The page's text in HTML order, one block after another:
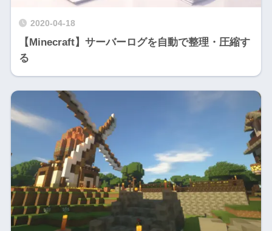
2020-04-18
【Minecraft】サーバーログを自動で整理・圧縮す
る